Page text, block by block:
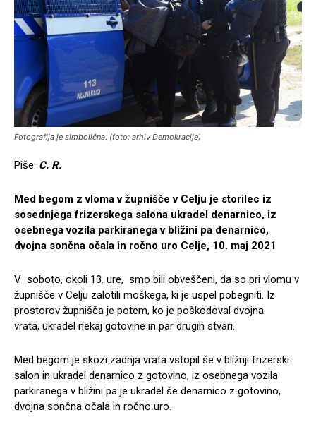
Fotografija je simbolična. (foto: arhiv Demokracije)
Piše: C. R.
Med begom z vloma v župnišče v Celju je storilec iz
sosednjega frizerskega salona ukradel denarnico, iz
osebnega vozila parkiranega v bližini pa denarnico,
dvojna sončna očala in ročno uro Celje, 10. maj 2021
V soboto, okoli 13. ure, smo bili obveščeni, da so pri vlomu v
župnišče v Celju zalotili moškega, ki je uspel pobegniti. Iz
prostorov župnišča je potem, ko je poškodoval dvojna
vrata, ukradel nekaj gotovine in par drugih stvari.
Med begom je skozi zadnja vrata vstopil še v bližnji frizerski
salon in ukradel denarnico z gotovino, iz osebnega vozila
parkiranega v bližini pa je ukradel še denarnico z gotovino,
dvojna sončna očala in ročno uro.